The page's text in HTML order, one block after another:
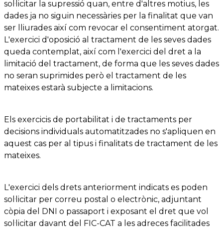
sol·licitar la supressió quan, entre d'altres motius, les
dades ja no siguin necessàries per la finalitat que van
ser lliurades així com revocar el consentiment atorgat.
L'exercici d'oposició al tractament de les seves dades
queda contemplat, així com l'exercici del dret a la
limitació del tractament, de forma que les seves dades
no seran suprimides però el tractament de les
mateixes estarà subjecte a limitacions.
Els exercicis de portabilitat i de tractaments per
decisions individuals automatitzades no s'apliquen en
aquest cas per al tipus i finalitats de tractament de les
mateixes.
L'exercici dels drets anteriorment indicats es poden
sol·licitar per correu postal o electrònic, adjuntant
còpia del DNI o passaport i exposant el dret que vol
sol·licitar davant del FIC-CAT a les adreces facilitades